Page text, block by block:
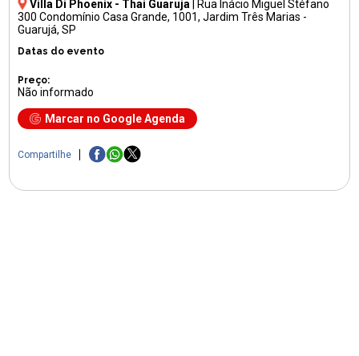
Villa Di Phoenix - Thai Guaruja
Rua Inácio Miguel Stéfano
300 Condomínio Casa Grande, 1001, Jardim Três Marias -
Guarujá, SP
Datas do evento
Preço:
Não informado
Marcar no Google Agenda
Compartilhe